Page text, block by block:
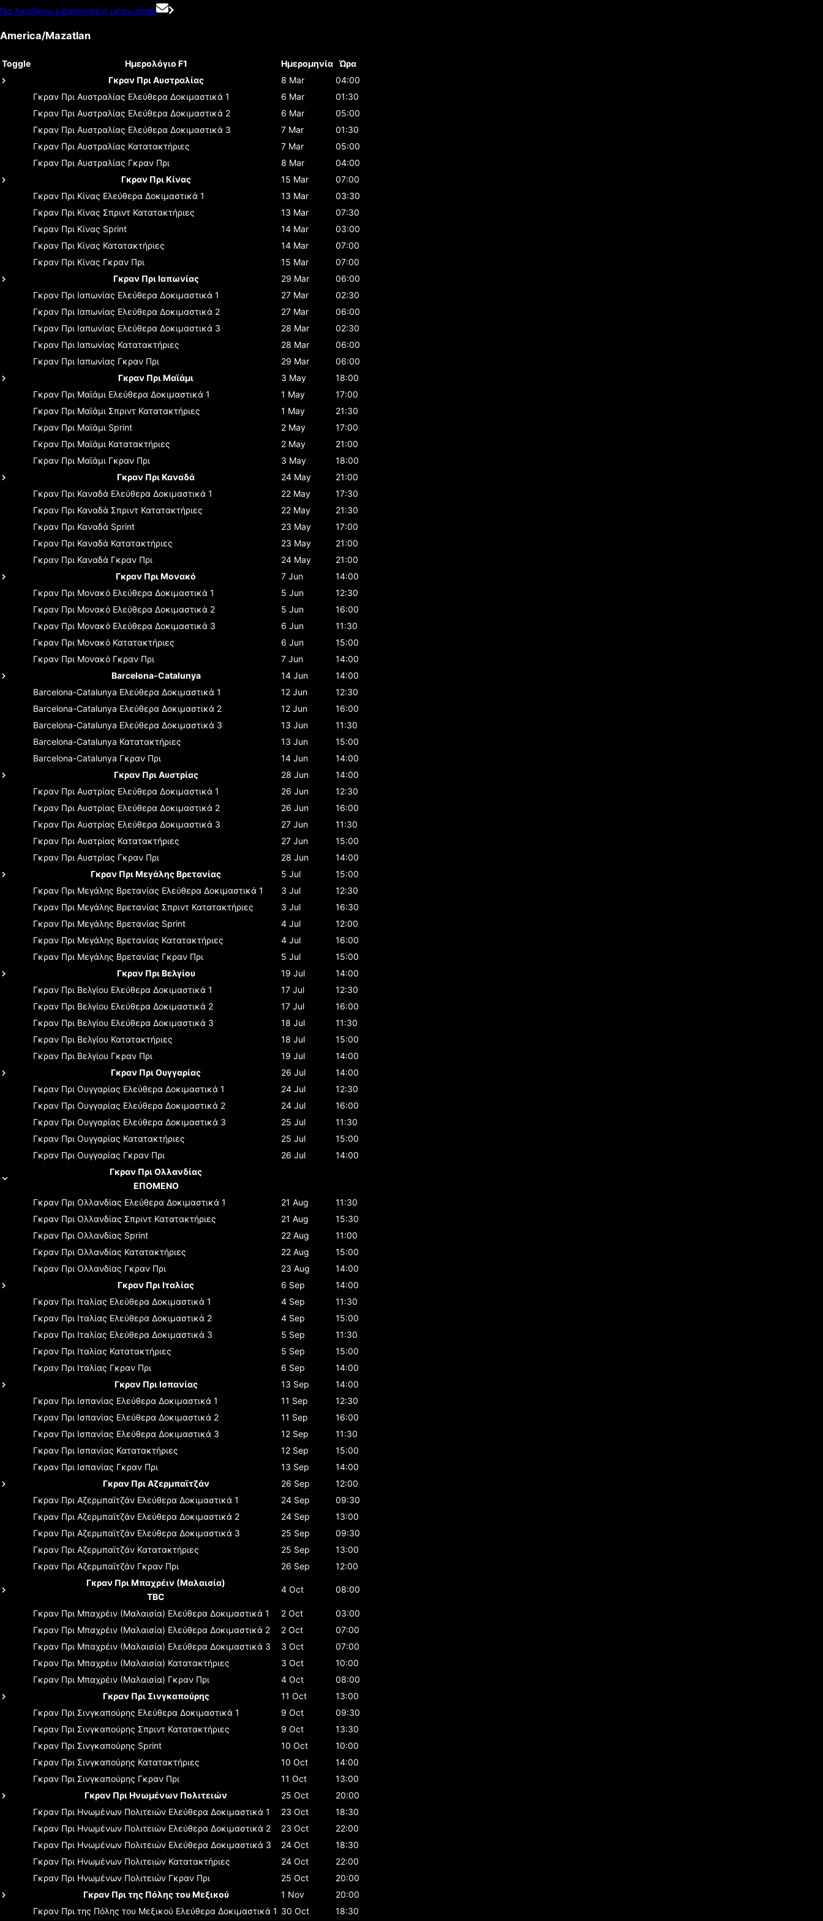
Να λαμβάνω ειδοποιήσεις μέσω email
America/Mazatlan
Toggle Ημερολόγιο F1 Ημερομηνία Ώρα
Γκραν Πρι Αυστραλίας
8 Mar
04:00
Γκραν Πρι Αυστραλίας Ελεύθερα Δοκιμαστικά 1 6 Mar
01:30
Γκραν Πρι Αυστραλίας Ελεύθερα Δοκιμαστικά 2 6 Mar
05:00
Γκραν Πρι Αυστραλίας Ελεύθερα Δοκιμαστικά 3 7 Mar
01:30
Γκραν Πρι Αυστραλίας Κατατακτήριες 7 Mar
05:00
Γκραν Πρι Αυστραλίας Γκραν Πρι 8 Mar
04:00
Γκραν Πρι Κίνας
15 Mar
07:00
Γκραν Πρι Κίνας Ελεύθερα Δοκιμαστικά 1 13 Mar
03:30
Γκραν Πρι Κίνας Σπριντ Κατατακτήριες 13 Mar
07:30
Γκραν Πρι Κίνας Sprint 14 Mar
03:00
Γκραν Πρι Κίνας Κατατακτήριες 14 Mar
07:00
Γκραν Πρι Κίνας Γκραν Πρι 15 Mar
07:00
Γκραν Πρι Ιαπωνίας
29 Mar
06:00
Γκραν Πρι Ιαπωνίας Ελεύθερα Δοκιμαστικά 1 27 Mar
02:30
Γκραν Πρι Ιαπωνίας Ελεύθερα Δοκιμαστικά 2 27 Mar
06:00
Γκραν Πρι Ιαπωνίας Ελεύθερα Δοκιμαστικά 3 28 Mar
02:30
Γκραν Πρι Ιαπωνίας Κατατακτήριες 28 Mar
06:00
Γκραν Πρι Ιαπωνίας Γκραν Πρι 29 Mar
06:00
Γκραν Πρι Μαϊάμι
3 May
18:00
Γκραν Πρι Μαϊάμι Ελεύθερα Δοκιμαστικά 1 1 May
17:00
Γκραν Πρι Μαϊάμι Σπριντ Κατατακτήριες 1 May
21:30
Γκραν Πρι Μαϊάμι Sprint 2 May
17:00
Γκραν Πρι Μαϊάμι Κατατακτήριες 2 May
21:00
Γκραν Πρι Μαϊάμι Γκραν Πρι 3 May
18:00
Γκραν Πρι Καναδά
24 May
21:00
Γκραν Πρι Καναδά Ελεύθερα Δοκιμαστικά 1 22 May
17:30
Γκραν Πρι Καναδά Σπριντ Κατατακτήριες 22 May
21:30
Γκραν Πρι Καναδά Sprint 23 May
17:00
Γκραν Πρι Καναδά Κατατακτήριες 23 May
21:00
Γκραν Πρι Καναδά Γκραν Πρι 24 May
21:00
Γκραν Πρι Μονακό
7 Jun
14:00
Γκραν Πρι Μονακό Ελεύθερα Δοκιμαστικά 1 5 Jun
12:30
Γκραν Πρι Μονακό Ελεύθερα Δοκιμαστικά 2 5 Jun
16:00
Γκραν Πρι Μονακό Ελεύθερα Δοκιμαστικά 3 6 Jun
11:30
Γκραν Πρι Μονακό Κατατακτήριες 6 Jun
15:00
Γκραν Πρι Μονακό Γκραν Πρι 7 Jun
14:00
Barcelona-Catalunya
14 Jun
14:00
Barcelona-Catalunya Ελεύθερα Δοκιμαστικά 1 12 Jun
12:30
Barcelona-Catalunya Ελεύθερα Δοκιμαστικά 2 12 Jun
16:00
Barcelona-Catalunya Ελεύθερα Δοκιμαστικά 3 13 Jun
11:30
Barcelona-Catalunya Κατατακτήριες 13 Jun
15:00
Barcelona-Catalunya Γκραν Πρι 14 Jun
14:00
Γκραν Πρι Αυστρίας
28 Jun
14:00
Γκραν Πρι Αυστρίας Ελεύθερα Δοκιμαστικά 1 26 Jun
12:30
Γκραν Πρι Αυστρίας Ελεύθερα Δοκιμαστικά 2 26 Jun
16:00
Γκραν Πρι Αυστρίας Ελεύθερα Δοκιμαστικά 3 27 Jun
11:30
Γκραν Πρι Αυστρίας Κατατακτήριες 27 Jun
15:00
Γκραν Πρι Αυστρίας Γκραν Πρι 28 Jun
14:00
Γκραν Πρι Μεγάλης Βρετανίας
5 Jul
15:00
Γκραν Πρι Μεγάλης Βρετανίας Ελεύθερα Δοκιμαστικά 1 3 Jul
12:30
Γκραν Πρι Μεγάλης Βρετανίας Σπριντ Κατατακτήριες 3 Jul
16:30
Γκραν Πρι Μεγάλης Βρετανίας Sprint 4 Jul
12:00
Γκραν Πρι Μεγάλης Βρετανίας Κατατακτήριες 4 Jul
16:00
Γκραν Πρι Μεγάλης Βρετανίας Γκραν Πρι 5 Jul
15:00
Γκραν Πρι Βελγίου
19 Jul
14:00
Γκραν Πρι Βελγίου Ελεύθερα Δοκιμαστικά 1 17 Jul
12:30
Γκραν Πρι Βελγίου Ελεύθερα Δοκιμαστικά 2 17 Jul
16:00
Γκραν Πρι Βελγίου Ελεύθερα Δοκιμαστικά 3 18 Jul
11:30
Γκραν Πρι Βελγίου Κατατακτήριες 18 Jul
15:00
Γκραν Πρι Βελγίου Γκραν Πρι 19 Jul
14:00
Γκραν Πρι Ουγγαρίας
26 Jul
14:00
Γκραν Πρι Ουγγαρίας Ελεύθερα Δοκιμαστικά 1 24 Jul
12:30
Γκραν Πρι Ουγγαρίας Ελεύθερα Δοκιμαστικά 2 24 Jul
16:00
Γκραν Πρι Ουγγαρίας Ελεύθερα Δοκιμαστικά 3 25 Jul
11:30
Γκραν Πρι Ουγγαρίας Κατατακτήριες 25 Jul
15:00
Γκραν Πρι Ουγγαρίας Γκραν Πρι 26 Jul
14:00
Γκραν Πρι Ολλανδίας
ΕΠΟΜΕΝΟ
Γκραν Πρι Ολλανδίας Ελεύθερα Δοκιμαστικά 1 21 Aug
11:30
Γκραν Πρι Ολλανδίας Σπριντ Κατατακτήριες 21 Aug
15:30
Γκραν Πρι Ολλανδίας Sprint 22 Aug
11:00
Γκραν Πρι Ολλανδίας Κατατακτήριες 22 Aug
15:00
Γκραν Πρι Ολλανδίας Γκραν Πρι 23 Aug
14:00
Γκραν Πρι Ιταλίας
6 Sep
14:00
Γκραν Πρι Ιταλίας Ελεύθερα Δοκιμαστικά 1 4 Sep
11:30
Γκραν Πρι Ιταλίας Ελεύθερα Δοκιμαστικά 2 4 Sep
15:00
Γκραν Πρι Ιταλίας Ελεύθερα Δοκιμαστικά 3 5 Sep
11:30
Γκραν Πρι Ιταλίας Κατατακτήριες 5 Sep
15:00
Γκραν Πρι Ιταλίας Γκραν Πρι 6 Sep
14:00
Γκραν Πρι Ισπανίας
13 Sep
14:00
Γκραν Πρι Ισπανίας Ελεύθερα Δοκιμαστικά 1 11 Sep
12:30
Γκραν Πρι Ισπανίας Ελεύθερα Δοκιμαστικά 2 11 Sep
16:00
Γκραν Πρι Ισπανίας Ελεύθερα Δοκιμαστικά 3 12 Sep
11:30
Γκραν Πρι Ισπανίας Κατατακτήριες 12 Sep
15:00
Γκραν Πρι Ισπανίας Γκραν Πρι 13 Sep
14:00
Γκραν Πρι Αζερμπαϊτζάν
26 Sep
12:00
Γκραν Πρι Αζερμπαϊτζάν Ελεύθερα Δοκιμαστικά 1 24 Sep
09:30
Γκραν Πρι Αζερμπαϊτζάν Ελεύθερα Δοκιμαστικά 2 24 Sep
13:00
Γκραν Πρι Αζερμπαϊτζάν Ελεύθερα Δοκιμαστικά 3 25 Sep
09:30
Γκραν Πρι Αζερμπαϊτζάν Κατατακτήριες 25 Sep
13:00
Γκραν Πρι Αζερμπαϊτζάν Γκραν Πρι 26 Sep
12:00
Γκραν Πρι Μπαχρέιν (Μαλαισία)
TBC
4 Oct 08:00
Γκραν Πρι Μπαχρέιν (Μαλαισία) Ελεύθερα Δοκιμαστικά 1 2 Oct
03:00
Γκραν Πρι Μπαχρέιν (Μαλαισία) Ελεύθερα Δοκιμαστικά 2 2 Oct
07:00
Γκραν Πρι Μπαχρέιν (Μαλαισία) Ελεύθερα Δοκιμαστικά 3 3 Oct
07:00
Γκραν Πρι Μπαχρέιν (Μαλαισία) Κατατακτήριες 3 Oct
10:00
Γκραν Πρι Μπαχρέιν (Μαλαισία) Γκραν Πρι 4 Oct
08:00
Γκραν Πρι Σινγκαπούρης
11 Oct
13:00
Γκραν Πρι Σινγκαπούρης Ελεύθερα Δοκιμαστικά 1 9 Oct
09:30
Γκραν Πρι Σινγκαπούρης Σπριντ Κατατακτήριες 9 Oct
13:30
Γκραν Πρι Σινγκαπούρης Sprint 10 Oct
10:00
Γκραν Πρι Σινγκαπούρης Κατατακτήριες 10 Oct
14:00
Γκραν Πρι Σινγκαπούρης Γκραν Πρι 11 Oct
13:00
Γκραν Πρι Ηνωμένων Πολιτειών
25 Oct
20:00
Γκραν Πρι Ηνωμένων Πολιτειών Ελεύθερα Δοκιμαστικά 1 23 Oct
18:30
Γκραν Πρι Ηνωμένων Πολιτειών Ελεύθερα Δοκιμαστικά 2 23 Oct
22:00
Γκραν Πρι Ηνωμένων Πολιτειών Ελεύθερα Δοκιμαστικά 3 24 Oct
18:30
Γκραν Πρι Ηνωμένων Πολιτειών Κατατακτήριες 24 Oct
22:00
Γκραν Πρι Ηνωμένων Πολιτειών Γκραν Πρι 25 Oct
20:00
Γκραν Πρι της Πόλης του Μεξικού
1 Nov
20:00
Γκραν Πρι της Πόλης του Μεξικού Ελεύθερα Δοκιμαστικά 1 30 Oct 18:30